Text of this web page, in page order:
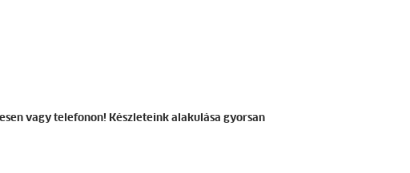
vagy telefonon! Készleteink alakulása gyorsan